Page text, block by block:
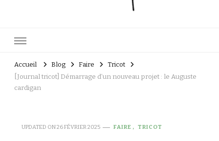
Lucie Choupaut
Accueil Blog Faire
Tricot
[Journal tricot] Démarrage d’un nouveau projet : le Auguste
cardigan
UPDATED ON26 FÉVRIER 2025 FAIRE TRICOT